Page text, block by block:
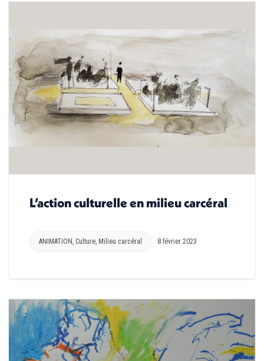
L’action culturelle en milieu carcéral
ANIMATION Culture Milieu carcéral 8 février 2023